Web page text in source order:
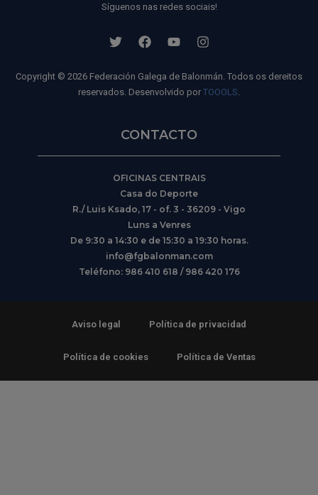
Síguenos nas redes sociais!
Copyright © 2026 Federación Galega de Balonmán. Todos os dereitos
reservados. Desenvolvido por TOOOLS
CONTACTO
OFICINAS CENTRAIS
Casa do Deporte
R./ Luis Ksado, 17 - of. 3 - 36209 - Vigo
Luns a Venres
De 9:30 a 14:30 e de 15:30 a 19:30 horas.
info@fgbalonman.com
Teléfono: 986 410 618 / 986 420 176
Aviso legal Política de privacidad
Política de cookies Política de Ventas